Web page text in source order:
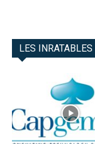
LES INRATABLES